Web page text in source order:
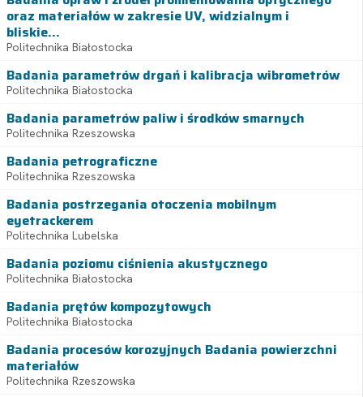
oraz materiałów w zakresie UV, widzialnym i
bliskie...
Politechnika Białostocka
Badania parametrów drgań i kalibracja wibrometrów
Politechnika Białostocka
Badania parametrów paliw i środków smarnych
Politechnika Rzeszowska
Badania petrograficzne
Politechnika Rzeszowska
Badania postrzegania otoczenia mobilnym
eyetrackerem
Politechnika Lubelska
Badania poziomu ciśnienia akustycznego
Politechnika Białostocka
Badania prętów kompozytowych
Politechnika Białostocka
Badania procesów korozyjnych Badania powierzchni
materiałów
Politechnika Rzeszowska